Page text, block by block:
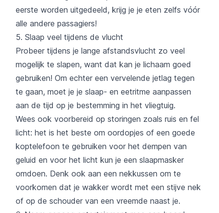
eerste worden uitgedeeld, krijg je je eten zelfs vóór
alle andere passagiers!
5. Slaap veel tijdens de vlucht
Probeer tijdens je lange afstandsvlucht zo veel
mogelijk te slapen, want dat kan je lichaam goed
gebruiken! Om echter een vervelende jetlag tegen
te gaan, moet je je slaap- en eetritme aanpassen
aan de tijd op je bestemming in het vliegtuig.
Wees ook voorbereid op storingen zoals ruis en fel
licht: het is het beste om oordopjes of een goede
koptelefoon te gebruiken voor het dempen van
geluid en voor het licht kun je een slaapmasker
omdoen. Denk ook aan een nekkussen om te
voorkomen dat je wakker wordt met een stijve nek
of op de schouder van een vreemde naast je.